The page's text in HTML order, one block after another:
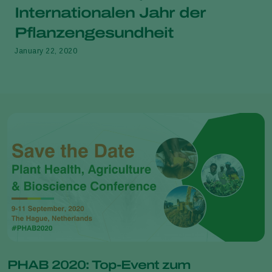
Internationalen Jahr der
Pflanzengesundheit
January 22, 2020
PHAB 2020: Top-Event zum